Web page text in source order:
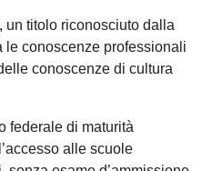
un titolo riconosciuto dalla
le conoscenze professionali
conoscenze di cultura
federale di maturità
alle scuole